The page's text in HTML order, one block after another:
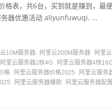
格表，共6台，买到就是赚到，最
务器优惠活动 aliyunfuwuqi. ...
10M服务器 阿里云200M服务器
阿里
阿里云服务器2核4G 阿里云服务器4核
格 阿里云服务器价格2025 阿里云服务
阿里云服务器爆款 阿里云服务器配置